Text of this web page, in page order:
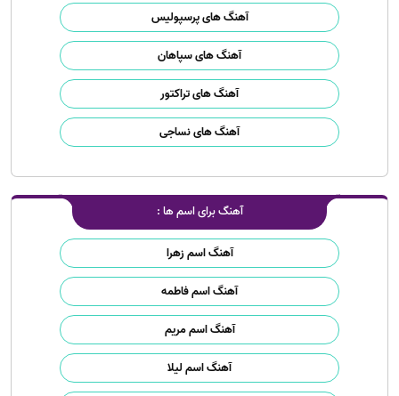
آهنگ های پرسپولیس
آهنگ های سپاهان
آهنگ های تراکتور
آهنگ های نساجی
آهنگ برای اسم ها :
آهنگ اسم زهرا
آهنگ اسم فاطمه
آهنگ اسم مریم
آهنگ اسم لیلا